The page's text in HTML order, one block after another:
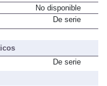
No disponible
De serie
De serie